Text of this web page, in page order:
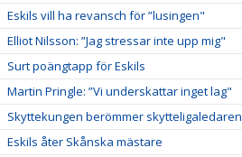
Eskils vill ha revansch för ”lusingen"
Elliot Nilsson: ”Jag stressar inte upp mig"
Surt poängtapp för Eskils
Martin Pringle: ”Vi underskattar inget lag"
Skyttekungen berömmer skytteligaledaren
Eskils åter Skånska mästare